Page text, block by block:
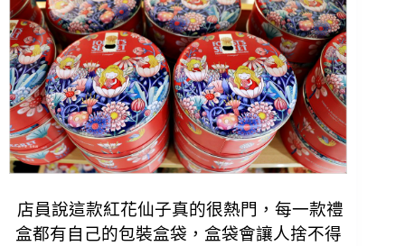
店員說這款紅花仙子真的很熱門，每一款禮
盒都有自己的包裝盒袋， 盒袋會讓人捨不得